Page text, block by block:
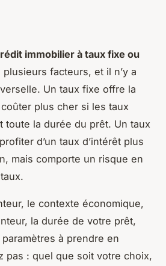
immobilier à taux fixe ou
facteurs, et il n’y a
Un taux fixe offre la
plus cher si les taux
toute la durée du prêt. Un taux
d’un taux d’intérêt plus
mais comporte un risque en
le contexte économique,
la durée de votre prêt,
à prendre en
pas : quel que soit votre choix,